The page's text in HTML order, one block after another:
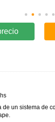
de un sistema de